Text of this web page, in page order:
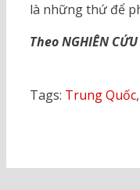
là những thứ để
Theo NGHIÊN
Tags: Trung Quốc,